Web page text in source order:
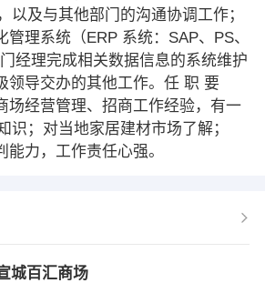
以及与其他部门的沟通协调工作；
管理系统（ERP 系统：SAP、PS、
经理完成相关数据信息的系统维护
领导交办的其他工作。任 职 要
场经营管理、招商工作经验，有一
识；对当地家居建材市场了解；
力，工作责任心强。
城百汇商场